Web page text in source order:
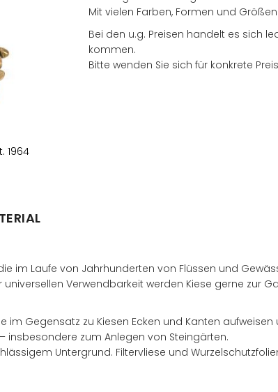
1964
Mit vielen Farben, Formen und
Bei den u.g. Preisen handelt es sich
kommen.
Bitte wenden Sie sich für konkrete
die im Laufe von Jahrhunderten von Flüssen und
Verwendbarkeit werden Kiese gerne zur
im Gegensatz zu Kiesen Ecken und Kanten
insbesondere zum Anlegen von Steingärten.
Untergrund. Filtervliese und